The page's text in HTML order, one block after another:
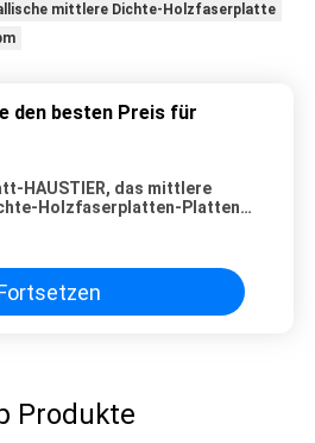
mittlere Dichte-Holzfaserplatte
den besten Preis für
HAUSTIER, das mittlere
Holzfaserplatten-Platten
Produkte